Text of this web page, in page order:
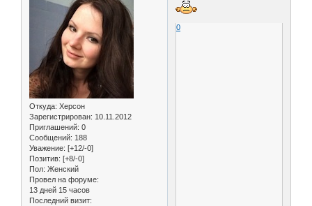
Откуда: Херсон
Зарегистрирован: 10.11.2012
Приглашений: 0
Сообщений: 188
Уважение: [+12/-0]
Позитив: [+8/-0]
Пол: Женский
Провел на форуме:
13 дней 15 часов
Последний визит:
0